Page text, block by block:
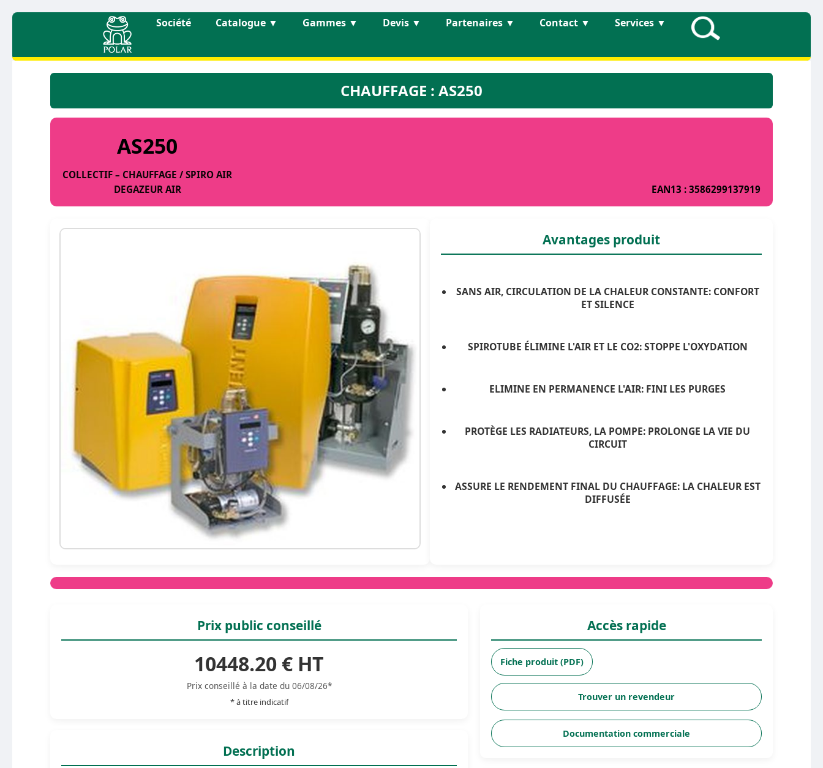
Société Catalogue ▼ Gammes ▼ Devis ▼ Partenaires ▼ Contact ▼ Services ▼
CHAUFFAGE : AS250
AS250
COLLECTIF – CHAUFFAGE / SPIRO AIR
DEGAZEUR AIR
EAN13 : 3586299137919
Avantages produit
SANS AIR, CIRCULATION DE LA CHALEUR CONSTANTE: CONFORT
ET SILENCE
SPIROTUBE ÉLIMINE L'AIR ET LE CO2: STOPPE L'OXYDATION
ELIMINE EN PERMANENCE L'AIR: FINI LES PURGES
PROTÈGE LES RADIATEURS, LA POMPE: PROLONGE LA VIE DU
CIRCUIT
ASSURE LE RENDEMENT FINAL DU CHAUFFAGE: LA CHALEUR EST
DIFFUSÉE
Prix public conseillé
10448.20 € HT
Prix conseillé à la date du 06/08/26*
* à titre indicatif
Description
Accès rapide
Fiche produit (PDF)
Trouver un revendeur
Documentation commerciale